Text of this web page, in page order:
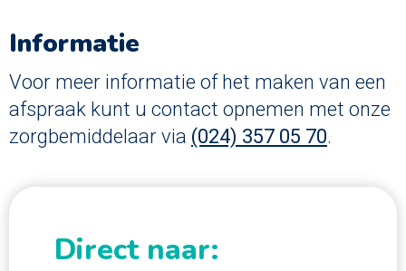
Informatie
Voor meer informatie of het maken van een
afspraak kunt u contact opnemen met onze
zorgbemiddelaar via (024) 357 05 70.
Direct naar: